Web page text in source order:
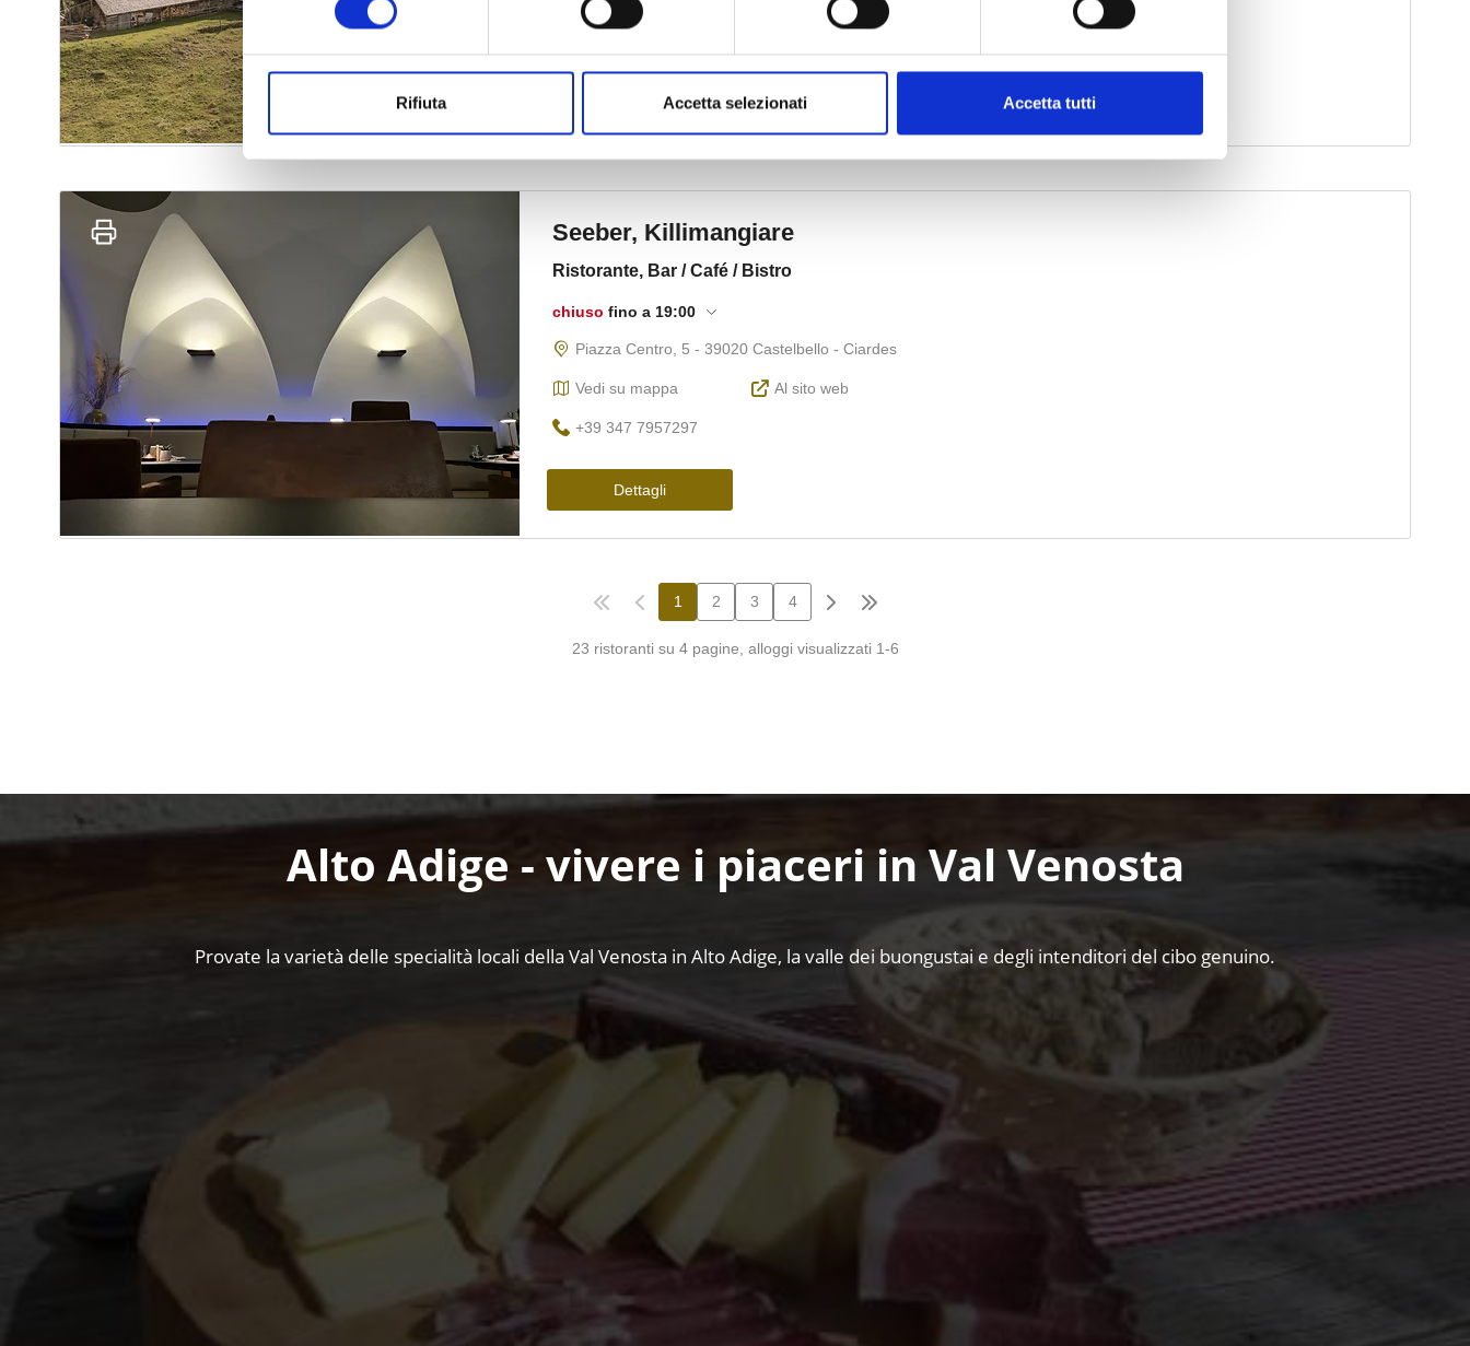
Rifiuta Accetta selezionati Accetta tutti
Alto Adige - vivere i piaceri in Val Venosta
Provate la varietà delle specialità locali della Val Venosta in Alto Adige, la valle dei buongustai e degli intenditori del cibo genuino.